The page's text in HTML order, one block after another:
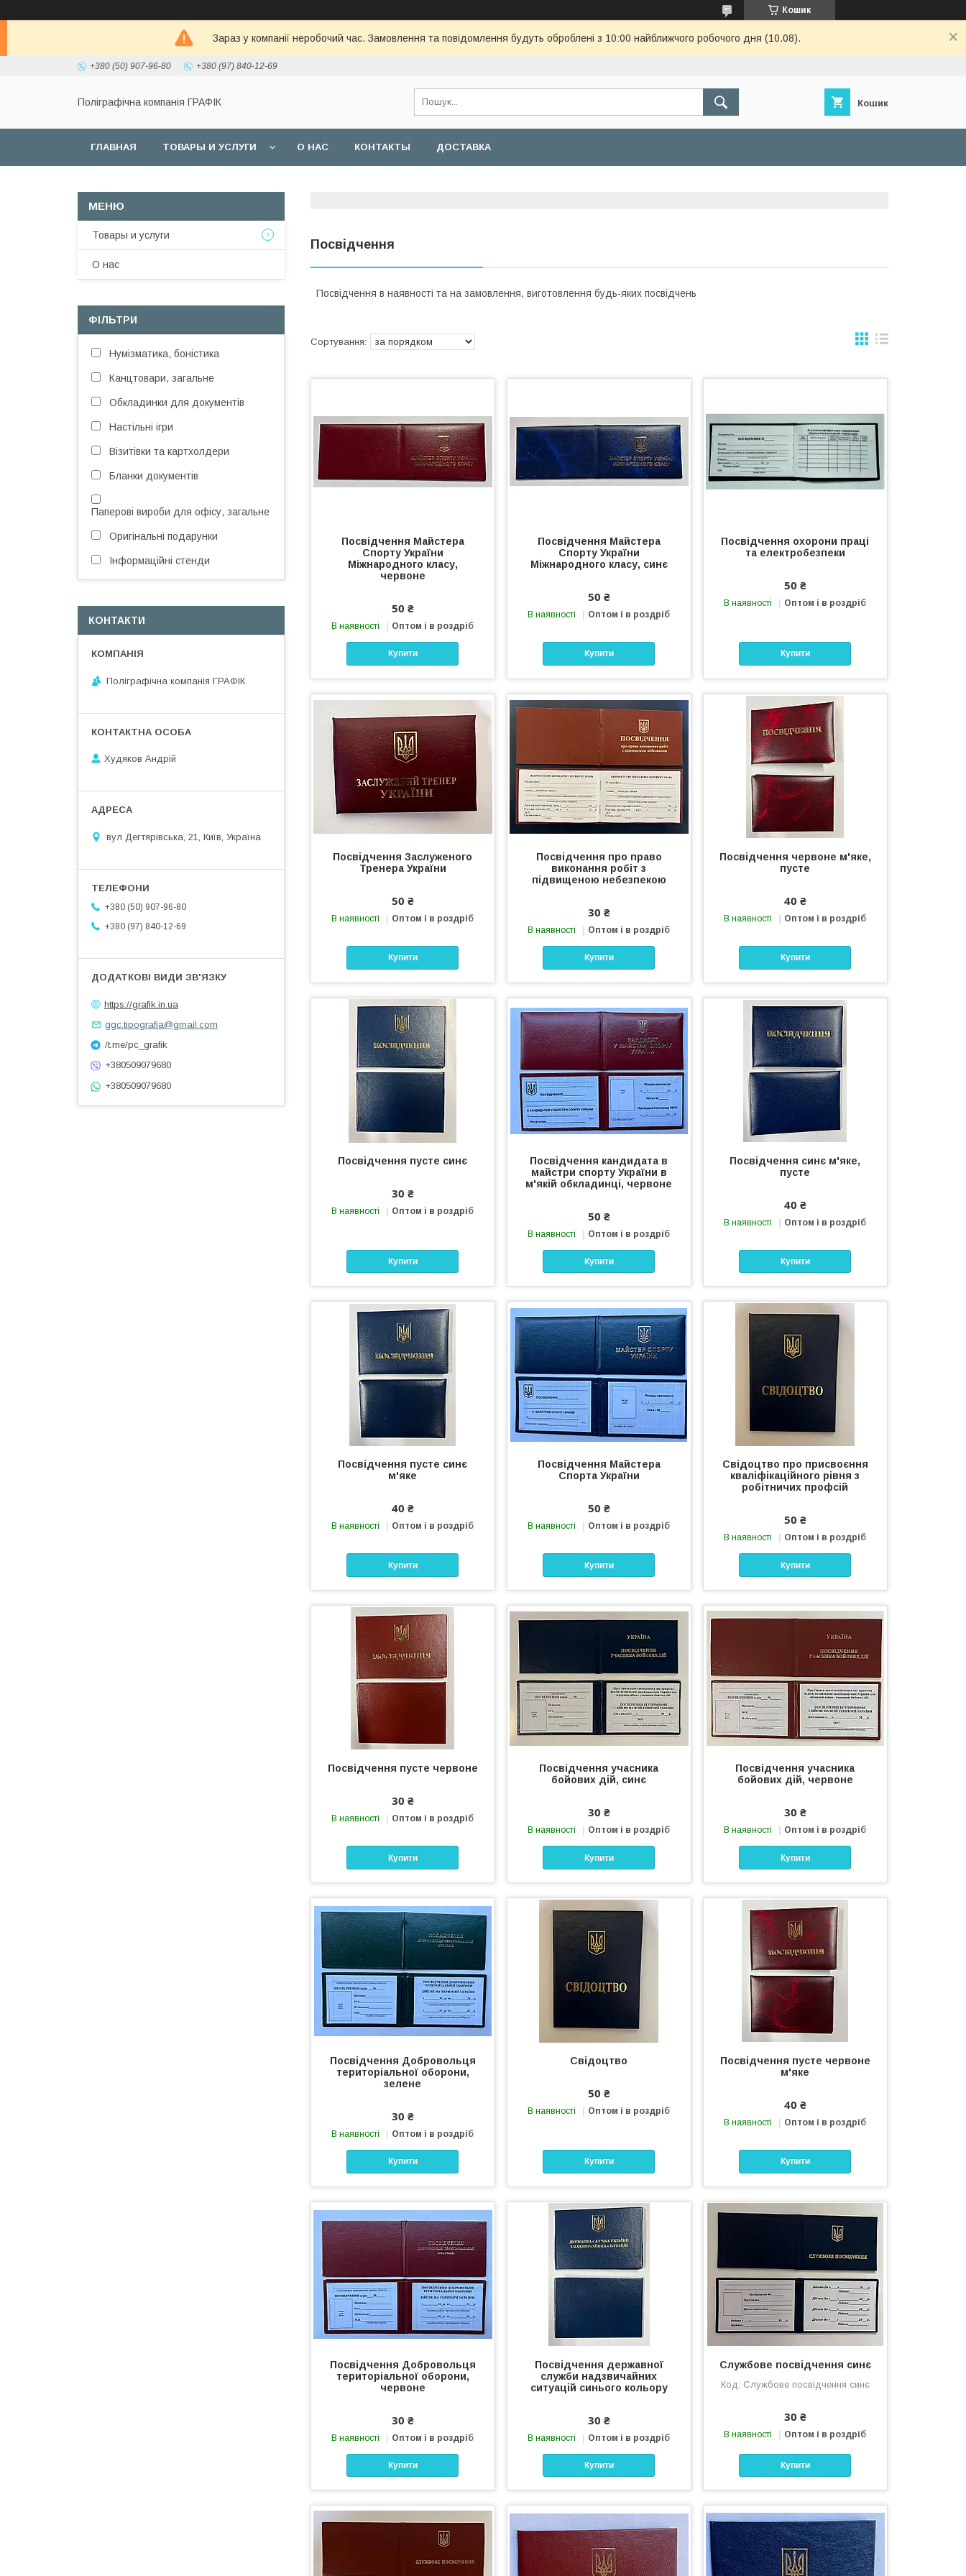
Кошик
Зараз у компанії неробочий час. Замовлення та повідомлення будуть оброблені з 10:00 найближчого робочого дня (10.08).
+380 (50) 907-96-80 +380 (97) 840-12-69
Поліграфічна компанія ГРАФІК Кошик
ГЛАВНАЯ ТОВАРЫ И УСЛУГИ О НАС КОНТАКТЫ ДОСТАВКА
Посвідчення
Посвідчення в наявності та на замовлення, виготовлення будь-яких посвідчень
Посвідчення Майстера
Спорту України
Міжнародного класу,
червоне
50 ₴
В наявності Оптом і в роздріб
Купити
Посвідчення Майстера
Спорту України
Міжнародного класу, синє
50 ₴
В наявності Оптом і в роздріб
Купити
Посвідчення охорони праці
та електробезпеки
50 ₴
В наявності Оптом і в роздріб
Купити
Посвідчення Заслуженого
Тренера України
50 ₴
В наявності Оптом і в роздріб
Купити
Посвідчення про право
виконання робіт з
підвищеною небезпекою
30 ₴
В наявності Оптом і в роздріб
Купити
Посвідчення червоне м'яке,
пусте
40 ₴
В наявності Оптом і в роздріб
Купити
Посвідчення пусте синє
30 ₴
В наявності Оптом і в роздріб
Купити
Посвідчення кандидата в
майстри спорту України в
м'якій обкладинці, червоне
50 ₴
В наявності Оптом і в роздріб
Купити
Посвідчення синє м'яке,
пусте
40 ₴
В наявності Оптом і в роздріб
Купити
Посвідчення пусте синє
м'яке
40 ₴
В наявності Оптом і в роздріб
Купити
Посвідчення Майстера
Спорта України
50 ₴
В наявності Оптом і в роздріб
Купити
Свідоцтво про присвоєння
кваліфікаційного рівня з
робітничих профсій
50 ₴
В наявності Оптом і в роздріб
Купити
Посвідчення пусте червоне
30 ₴
В наявності Оптом і в роздріб
Купити
Посвідчення учасника
бойових дій, синє
30 ₴
В наявності Оптом і в роздріб
Купити
Посвідчення учасника
бойових дій, червоне
30 ₴
В наявності Оптом і в роздріб
Купити
Посвідчення Добровольця
територіальної оборони,
зелене
30 ₴
В наявності Оптом і в роздріб
Купити
Свідоцтво
50 ₴
В наявності Оптом і в роздріб
Купити
Посвідчення пусте червоне
м'яке
40 ₴
В наявності Оптом і в роздріб
Купити
Посвідчення Добровольця
територіальної оборони,
червоне
30 ₴
В наявності Оптом і в роздріб
Купити
Посвідчення державної
служби надзвичайних
ситуацій синього кольору
30 ₴
В наявності Оптом і в роздріб
Купити
Службове посвідчення синє
Службове посвідчення синє
30 ₴
В наявності Оптом і в роздріб
Купити
Товары и услуги
О нас
ФІЛЬТРИ
Нумізматика, боністика
Канцтовари, загальне
Обкладинки для документів
Настільні ігри
Візитівки та картхолдери
Бланки документів
Паперові вироби для офісу, загальне
Оригінальні подарунки
Інформаційні стенди
КОНТАКТИ
Поліграфічна компанія ГРАФІК
Худяков Андрій
вул Дегтярівська, 21, Київ, Україна
+380 (50) 907-96-80
+380 (97) 840-12-69
https://grafik.in.ua
ggc.tipografia@gmail.com
/t.me/pc_grafik
+380509079680
+380509079680